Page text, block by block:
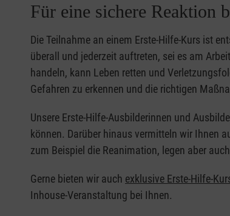
Für eine sichere Reaktion
Die Teilnahme an einem Erste-Hilfe-Kurs ist
überall und jederzeit auftreten, sei es am
handeln, kann Leben retten und
Gefahren zu erkennen und die richtigen
Unsere Erste-Hilfe-Ausbilderinnen und
können. Darüber hinaus vermitteln wir Ihnen
zum Beispiel die Reanimation, legen aber
Gerne bieten wir auch exklusive Erste-Hilfe-
Inhouse-Veranstaltung bei Ihnen.